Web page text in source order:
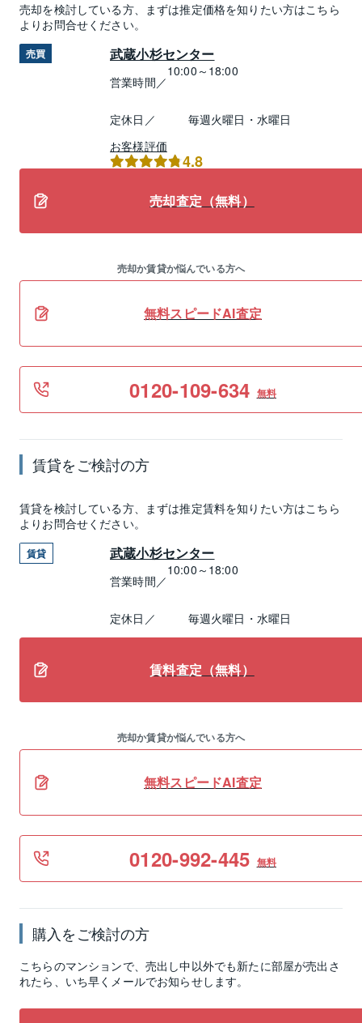
売却を検討している方、まずは推定価格を知りたい方はこちら
よりお問合せください。
売買 武蔵小杉センター
営業時間／
10:00～18:00
定休日／
毎週火曜日・水曜日
お客様評価
4.8
売却査定（無料）
売却か賃貸か悩んでいる方へ
無料スピードAI査定
0120-109-634 無料
賃貸をご検討の方
賃貸を検討している方、まずは推定賃料を知りたい方はこちら
よりお問合せください。
賃貸 武蔵小杉センター
営業時間／
10:00～18:00
定休日／ 毎週火曜日・水曜日
賃料査定（無料）
売却か賃貸か悩んでいる方へ
無料スピードAI査定
0120-992-445 無料
購入をご検討の方
こちらのマンションで、売出し中以外でも新たに部屋が売出さ
れたら、いち早くメールでお知らせします。